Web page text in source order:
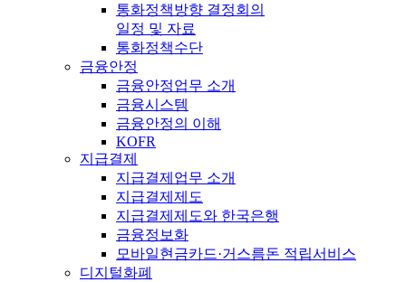
통화정책방향 결정회의
일정 및 자료
통화정책수단
금융안정
금융안정업무 소개
금융시스템
금융안정의 이해
KOFR
지급결제
지급결제업무 소개
지급결제제도
지급결제제도와 한국은행
금융정보화
모바일현금카드·거스름돈 적립서비스
디지털화폐